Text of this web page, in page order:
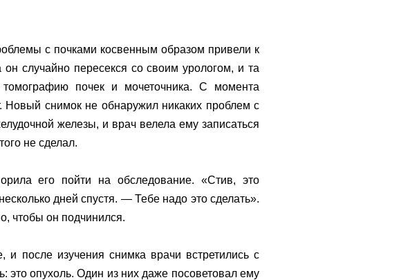
с почками косвенным образом привели к
случайно пересекся со своим урологом, и та
почек и мочеточника. С момента
Новый снимок не обнаружил никаких проблем с
железы, и врач велела ему записаться
не сделал.
его пойти на обследование. «Стив, это
дней спустя. — Тебе надо это сделать».
чтобы он подчинился.
после изучения снимка врачи встретились с
это опухоль. Один из них даже посоветовал ему